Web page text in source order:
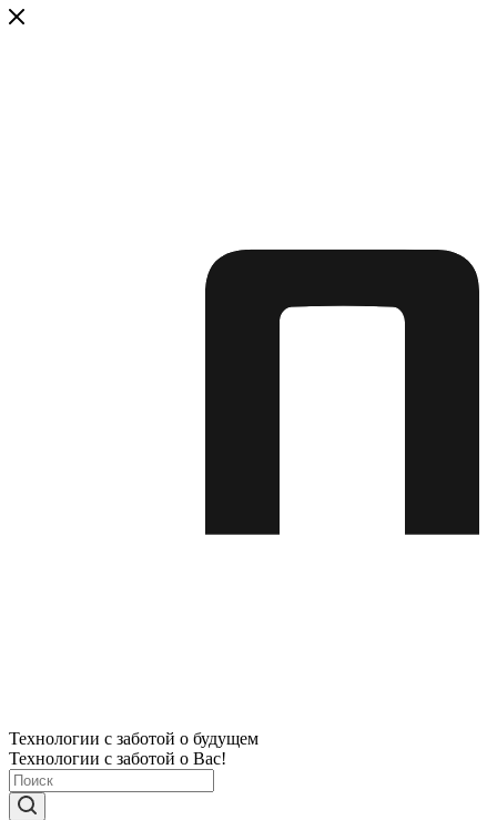
Технологии с заботой о будущем
Технологии с заботой о Вас!